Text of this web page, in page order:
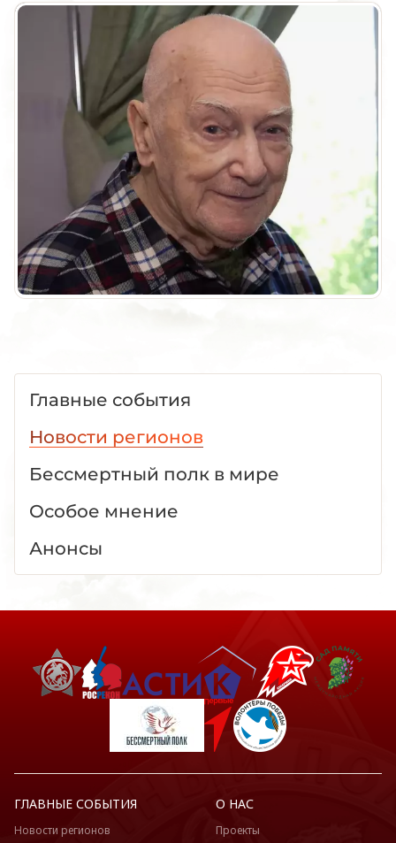
Главные события
Новости регионов
Бессмертный полк в мире
Особое мнение
Анонсы
ГЛАВНЫЕ СОБЫТИЯ
Новости регионов
О НАС
Проекты